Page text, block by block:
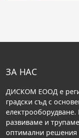
ЗА НАС
ДИСКОМ ЕООД е
градски съд с
електрооборудване.
развиваме и
оптимални решения